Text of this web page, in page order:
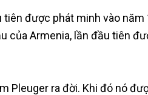
được phát minh vào
của Armenia, lần đầu tiên
Pleuger ra đời. Khi đó nó